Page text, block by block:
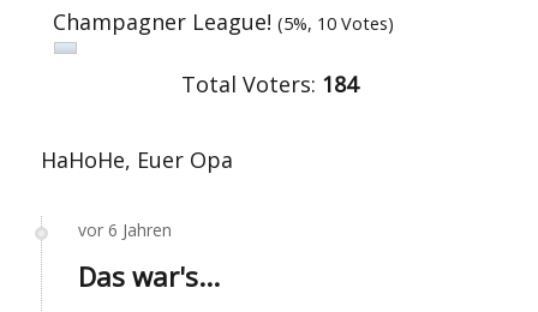
Champagner League!(5%, 10 Votes)
Total Voters: 184
HaHoHe, Euer Opa
vor 6 Jahren
Das war's...